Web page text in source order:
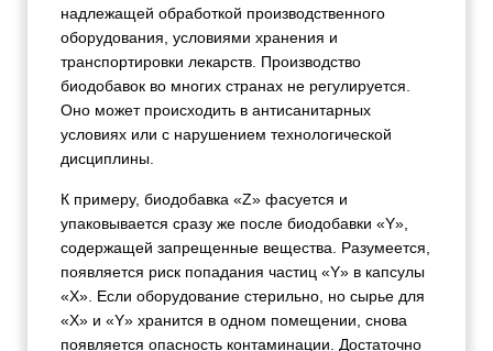
надлежащей обработкой производственного
оборудования, условиями хранения и
транспортировки лекарств. Производство
биодобавок во многих странах не регулируется.
Оно может происходить в антисанитарных
условиях или с нарушением технологической
дисциплины.
К примеру, биодобавка «Z» фасуется и
упаковывается сразу же после биодобавки «Y»,
содержащей запрещенные вещества. Разумеется,
появляется риск попадания частиц «Y» в капсулы
«Х». Если оборудование стерильно, но сырье для
«X» и «Y» хранится в одном помещении, снова
появляется опасность контаминации. Достаточно